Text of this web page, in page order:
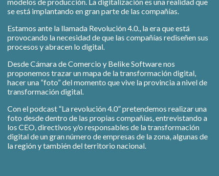
se está implantando en gran parte de las compañías.
Estamos ante la llamada Revolución 4.0., la era que está
provocando la necesidad de que las compañías rediseñen sus
procesos y abracen lo digital.
Desde Cámara de Comercio y Belike Software nos
proponemos trazar un mapa de la transformación digital,
hacer una “foto” del momento que vive la provincia a nivel de
transformación digital.
Con el podcast “La revolución 4.0” pretendemos realizar una
foto desde dentro de las propias compañías, entrevistando a
los CEO, directivos y/o responsables de la transformación
digital de un gran número de empresas de la zona, algunas de
la región y también del territorio nacional.